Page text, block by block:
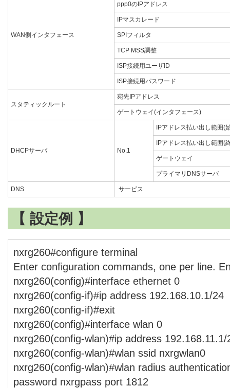
WAN側インタフェース
ppp0のIPアドレス
IPマスカレード
SPIフィルタ
TCP MSS調整
ISP接続用ユーザID
ISP接続用パスワード
スタティックルート
宛先IPアドレス
ゲートウェイ(インタフェース)
DHCPサーバ No.1
IPアドレス払い出し範囲(
IPアドレス払い出し範囲(
ゲートウェイ
プライマリDNSサーバ
DNS サービス
【 設定例 】
nxrg260#configure terminal
Enter configuration commands, one per line.
nxrg260(config)#interface ethernet 0
nxrg260(config-if)#ip address 192.168.10.1/24
nxrg260(config-if)#exit
nxrg260(config)#interface wlan 0
nxrg260(config-wlan)#ip address 192.168.11.1/
nxrg260(config-wlan)#wlan ssid nxrgwlan0
nxrg260(config-wlan)#wlan radius
password nxrgpass port 1812